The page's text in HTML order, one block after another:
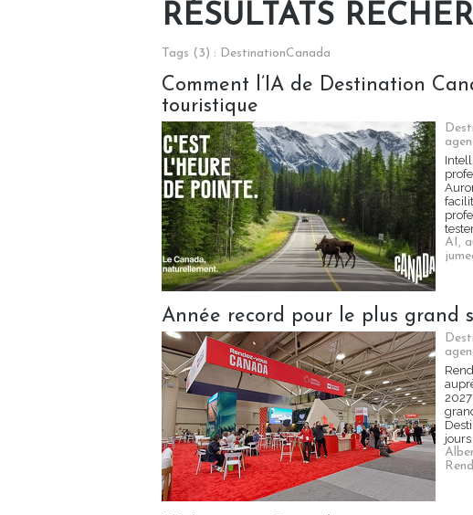
RÉSULTATS
Tags (3) : DestinationCanada
Comment l’IA de Destination
touristique
AI,
Année record pour le plus grand
jours